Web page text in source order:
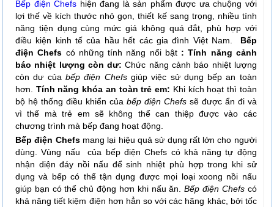
Bếp điện Chefs hiện đang là sản phẩm được ưa chuộng với
lợi thế về kích thước nhỏ gọn, thiết kế sang trọng, nhiều tính
năng tiện dụng cùng mức giá không quá đắt, phù hợp với
điều kiện kinh tế của hầu hết các gia đình Việt Nam.
Bếp
điện Chefs có những tính năng nổi bật:Tính năng cảnh
báo nhiệt lượng còn dư:Chức năng cảnh báo nhiệt lượng
còn dư của bếp điện Chefsgiúp việc sử dụng bếp an toàn
hơn. Tính năng khóa an toàn trẻ em: Khi kích hoạt thì toàn
bộ hệ thống điều khiển của bếp điện Chefs sẽ được ẩn đi và
vì thế mà trẻ em sẽ không thể can thiệp được vào các
chương trình mà bếp đang hoạt động.
Bếp điện Chefsmang lại hiệu quả sử dụng rất lớn cho người
dùng. Vùng nấu của bếp điện Chefs có khả năng tự động
nhận diện đáy nồi nấu để sinh nhiệt phù hợp trong khi sử
dụng và bếp có thể tận dụng được mọi loại xoong nồi nấu
giúp bạn có thể chủ động hơn khi nấu ăn.Bếp điện Chefs có
khả năng tiết kiệm điện hơn hẳn so với các hãng khác, bởi tốc